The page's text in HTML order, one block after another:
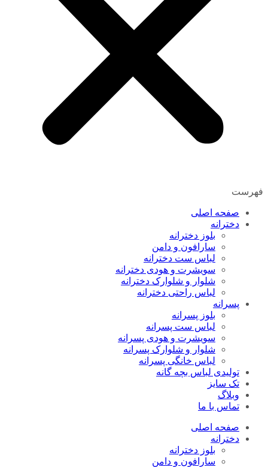
فهرست
صفحه اصلی
دخترانه
بلوز دخترانه
سارافون و دامن
لباس ست دخترانه
سویشرت و هودی دخترانه
شلوار و شلوارک دخترانه
لباس راحتی دخترانه
پسرانه
بلوز پسرانه
لباس ست پسرانه
سویشرت و هودی پسرانه
شلوار و شلوارک پسرانه
لباس خانگی پسرانه
تولیدی لباس بچه گانه
تک سایز
وبلاگ
تماس با ما
صفحه اصلی
دخترانه
بلوز دخترانه
سارافون و دامن